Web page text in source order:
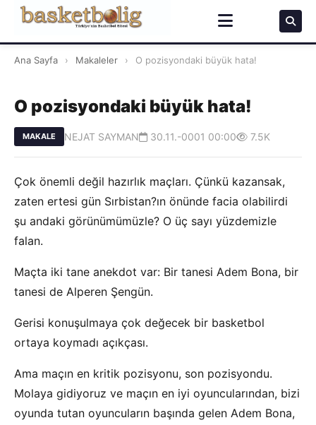
Ana Sayfa › Makaleler › O pozisyondaki büyük hata!
O pozisyondaki büyük hata!
MAKALE NEJAT SAYMAN 30.11.-0001 00:00 7.5K
Çok önemli değil hazırlık maçları. Çünkü kazansak,
zaten ertesi gün Sırbistan?ın önünde facia olabilirdi
şu andaki görünümümüzle? O üç sayı yüzdemizle
falan.
Maçta iki tane anekdot var: Bir tanesi Adem Bona, bir
tanesi de Alperen Şengün.
Gerisi konuşulmaya çok değecek bir basketbol
ortaya koymadı açıkçası.
Ama maçın en kritik pozisyonu, son pozisyondu.
Molaya gidiyoruz ve maçın en iyi oyuncularından, bizi
oyunda tutan oyuncuların başında gelen Adem Bona,